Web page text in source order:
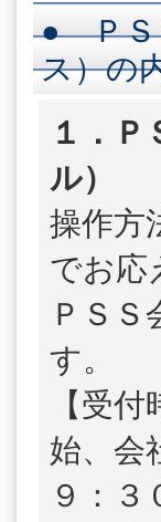
● ＰＳ
ス）の
１．
ル）
操作方
でお応
ＰＳ
す。
【受
始、会
９：